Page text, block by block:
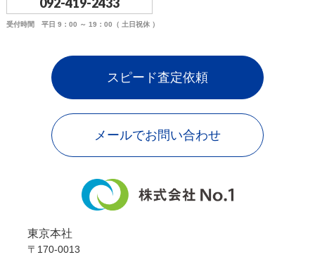
受付時間 平日 9：00 ～ 19：00（ 土日祝休 ）
スピード査定依頼
メールでお問い合わせ
東京本社
〒170-0013